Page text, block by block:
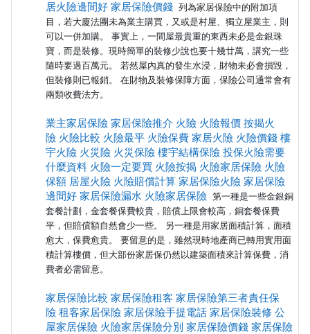
居火險邊間好 家居保險價錢 列為家居保險中的附加項
目，若大廈法團未為業主購買，又或是村屋、獨立屋業主，則
可以一併加購。 事實上，一間屋最貴重的東西未必是金銀珠
寶，而是裝修。現時簡單的裝修少說也要十幾廿萬，講究一些
隨時要過百萬元。 若然屋內真的發生水浸，財物未必會損毀，
但裝修則已報銷。 在財物及裝修保障方面，保險公司通常會有
兩類收費法方。
業主家居保險 家居保險推介 火險 火險報價 按揭火
險 火險比較 火險最平 火險保費 家居火險 火險價錢 樓
宇火險 火災險 火災保險 樓宇結構保險 投保火險需要
什麼資料 火險一定要買 火險按揭 火險家居保險 火險
保額 居屋火險 火險賠償計算 家居保險火險 家居保險
邊間好 家居保險漏水 火險家居保險 第一種是一些金銀銅
套餐計劃，金套餐保費較貴，賠償上限會較高，銅套餐保費
平，但賠償額自然會少一些。 另一種是用家居面積計算，面積
愈大，保費愈貴。 要留意的是，雖然現時地產商已轉用實用面
積計算樓價，但大部份家居保仍然以建築面積來計算保費，消
費者必需留意。
家居保險比較 家居保險租客 家居保險第三者責任保
險 租客家居保險 家居保險手提電話 家居保險裝修 公
屋家居保險 火險家居保險分別 家居保險價錢 家居保險